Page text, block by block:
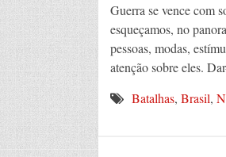
Guerra se vence com
esqueçamos, no
pessoas, modas,
atenção sobre eles.
Batalhas, Brasil,